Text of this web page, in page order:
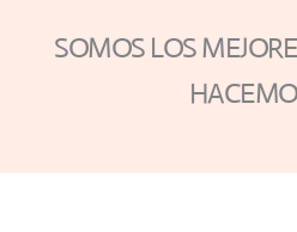
SOMOS LOS